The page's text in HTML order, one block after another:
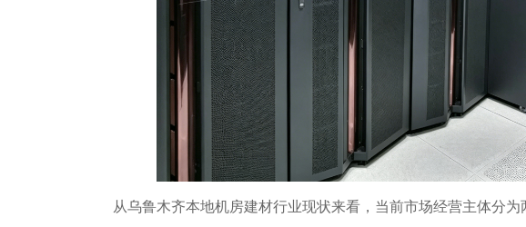
从乌鲁木齐本地机房建材行业现状来看，当前市场经营主体分为